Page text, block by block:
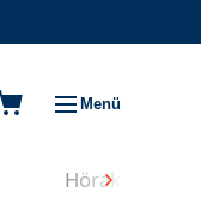
Menü
Hörakustik